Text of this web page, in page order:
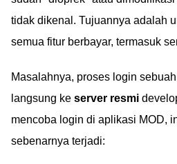
tidak dikenal. Tujuannya adalah
semua fitur berbayar, termasuk
Masalahnya, proses login
langsung ke server resmi
mencoba login di aplikasi MOD,
sebenarnya terjadi: